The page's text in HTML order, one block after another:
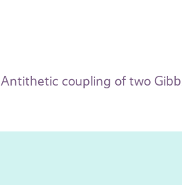
Antithetic coupling of two